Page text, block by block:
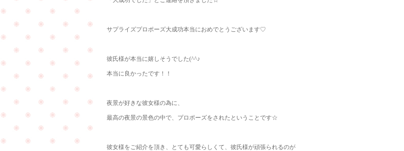
サプライズプロポーズ大成功本当におめでとうございます♡
彼氏様が本当に嬉しそうでした(^^♪
本当に良かったです！！
夜景が好きな彼女様の為に、
最高の夜景の景色の中で、プロポーズをされたということです☆
彼女様をご紹介を頂き、とても可愛らしくて、彼氏様が頑張られるのが